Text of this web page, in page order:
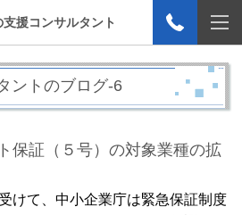
援コンサルタント
ントのブログ-6
保証（５号）の対象業種の拡
けて、中小企業庁は緊急保証制度